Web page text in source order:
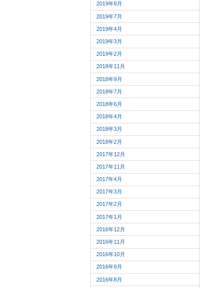
2019年8月
2019年7月
2019年4月
2019年3月
2019年2月
2018年11月
2018年9月
2018年7月
2018年6月
2018年4月
2018年3月
2018年2月
2017年12月
2017年11月
2017年4月
2017年3月
2017年2月
2017年1月
2016年12月
2016年11月
2016年10月
2016年9月
2016年8月